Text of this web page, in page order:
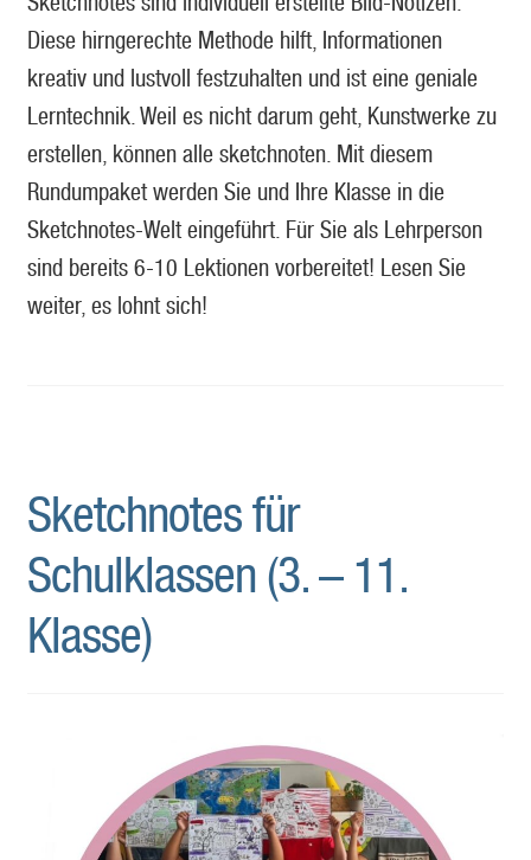
Diese hirngerechte Methode hilft, Informationen
kreativ und lustvoll festzuhalten und ist eine geniale
Lerntechnik. Weil es nicht darum geht, Kunstwerke zu
erstellen, können alle sketchnoten. Mit diesem
Rundumpaket werden Sie und Ihre Klasse in die
Sketchnotes-Welt eingeführt. Für Sie als Lehrperson
sind bereits 6-10 Lektionen vorbereitet! Lesen Sie
weiter, es lohnt sich!
Sketchnotes für
Schulklassen (3. – 11.
Klasse)